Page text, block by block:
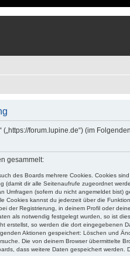
forum.lupine.de“) (im
gesammelt:
des Boards mehrere Cookies. Cookies
(damit dir alle Seitenaufrufe zugeordnet
Umfragen (sofern du nicht angemeldet
Cookies kannst du jederzeit über die
der Registrierung, in deinem Profil oder
als notwendig festgelegt wurden, so ist
erstellst, so werden die dort eingegebenen
Aktionen gespeichert: Löschen und
Die von deinem Browser übermittelte
dass weitere Daten gespeichert